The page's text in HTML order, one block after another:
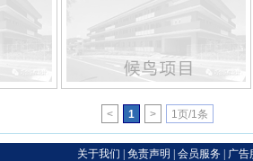
< 1 > 1页/1条
关于我们 免责声明 会员服务 广告